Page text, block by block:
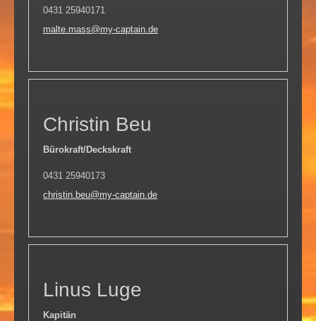
0431 25940171
malte.mass@my-captain.de
Christin Beu
Bürokraft/Deckskraft
0431 25940173
christin.beu@my-captain.de
Linus Luge
Kapitän